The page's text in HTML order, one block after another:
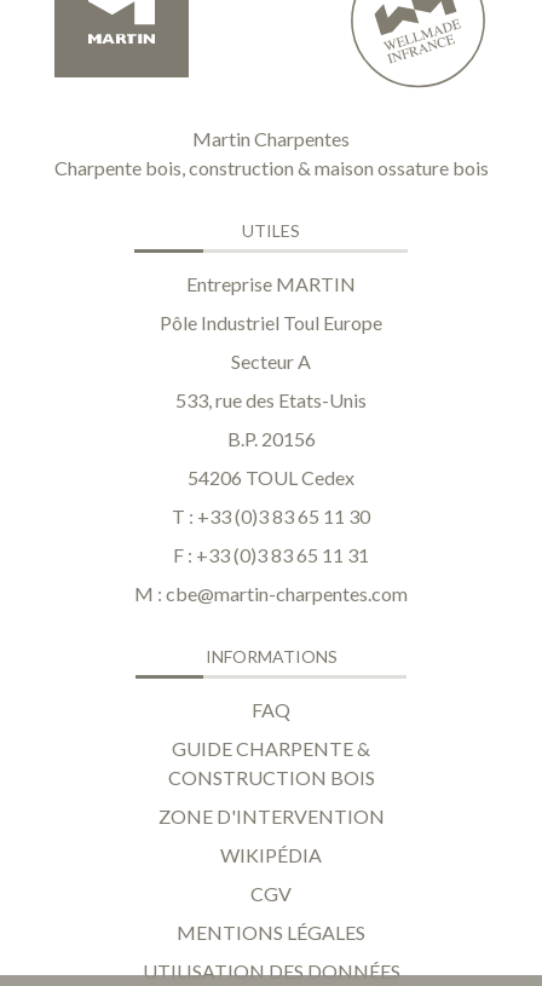
Martin Charpentes
Charpente bois, construction & maison ossature bois
UTILES
Entreprise MARTIN
Pôle Industriel Toul Europe
Secteur A
533, rue des Etats-Unis
B.P. 20156
54206 TOUL Cedex
T : +33 (0)3 83 65 11 30
F : +33 (0)3 83 65 11 31
M : cbe@martin-charpentes.com
INFORMATIONS
FAQ
GUIDE CHARPENTE &
CONSTRUCTION BOIS
ZONE D'INTERVENTION
WIKIPÉDIA
CGV
MENTIONS LÉGALES
UTILISATION DES DONNÉES